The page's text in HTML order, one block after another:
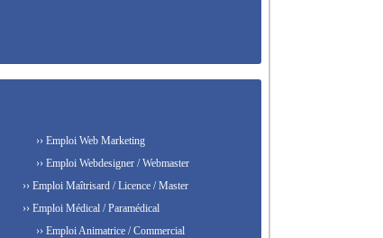
›› Emploi Web Marketing
›› Emploi Webdesigner / Webmaster
›› Emploi Maîtrisard / Licence / Master
›› Emploi Médical / Paramédical
›› Emploi Animatrice / Commercial